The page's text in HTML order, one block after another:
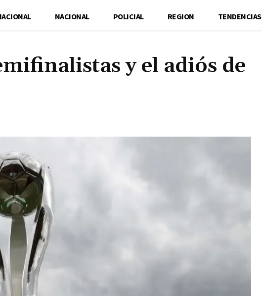
NACIONAL POLICIAL REGION TENDENCIAS
y el adiós de